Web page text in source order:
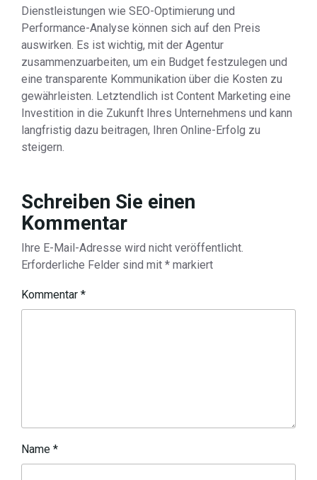
Dienstleistungen wie SEO-Optimierung und
Performance-Analyse können sich auf den Preis
auswirken. Es ist wichtig, mit der Agentur
zusammenzuarbeiten, um ein Budget festzulegen und
eine transparente Kommunikation über die Kosten zu
gewährleisten. Letztendlich ist Content Marketing eine
Investition in die Zukunft Ihres Unternehmens und kann
langfristig dazu beitragen, Ihren Online-Erfolg zu
steigern.
Schreiben Sie einen
Kommentar
Ihre E-Mail-Adresse wird nicht veröffentlicht.
Erforderliche Felder sind mit * markiert
Kommentar *
Name *